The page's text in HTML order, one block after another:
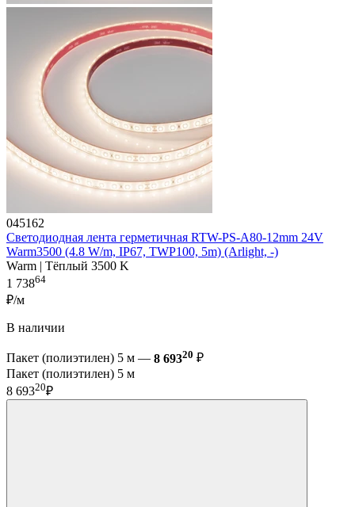
045162
Светодиодная лента герметичная RTW-PS-A80-12mm 24V
Warm3500 (4.8 W/m, IP67, TWP100, 5m) (Arlight, -)
Warm | Тёплый 3500 K
1 73864
₽/м
В наличии
Пакет (полиэтилен) 5 м — 8 69320 ₽
Пакет (полиэтилен) 5 м
8 69320₽